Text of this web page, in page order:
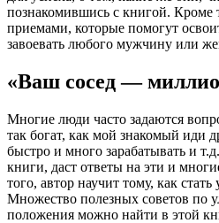
познакомившись с книгой. Кроме
приемами, которые помогут
завоевать любого мужчину или
«Ваш сосед —
Многие люди часто задаются
так богат, как мой знакомый иди
быстро и много зарабатывать и
книги, даст ответы на эти и
того, автор научит тому, как
Множество полезных советов по
положения можно найти в этой